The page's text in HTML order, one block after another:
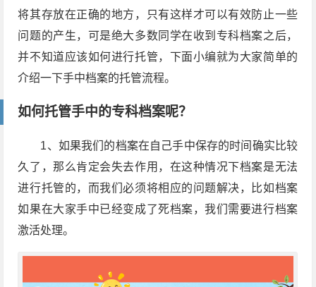
将其存放在正确的地方，只有这样才可以有效防止一些
问题的产生，可是绝大多数同学在收到专科档案之后，
并不知道应该如何进行托管，下面小编就为大家简单的
介绍一下手中档案的托管流程。
如何托管手中的专科档案呢？
1、如果我们的档案在自己手中保存的时间确实比较
久了，那么肯定会失去作用，在这种情况下档案是无法
进行托管的，而我们必须将相应的问题解决，比如档案
如果在大家手中已经变成了死档案，我们需要进行档案
激活处理。